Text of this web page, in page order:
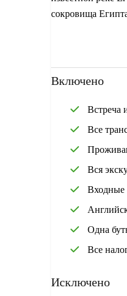
сокровища
Включено
Встреча
Все
Вся
Входные
Одна
Все
Исключено